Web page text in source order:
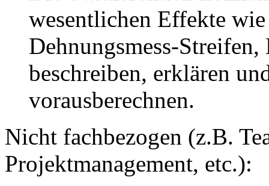
wesentlichen Effekte
Dehnungsmess-
beschreiben, erklären
vorausberechnen.
Nicht fachbezogen (z.B.
Projektmanagement, etc.):